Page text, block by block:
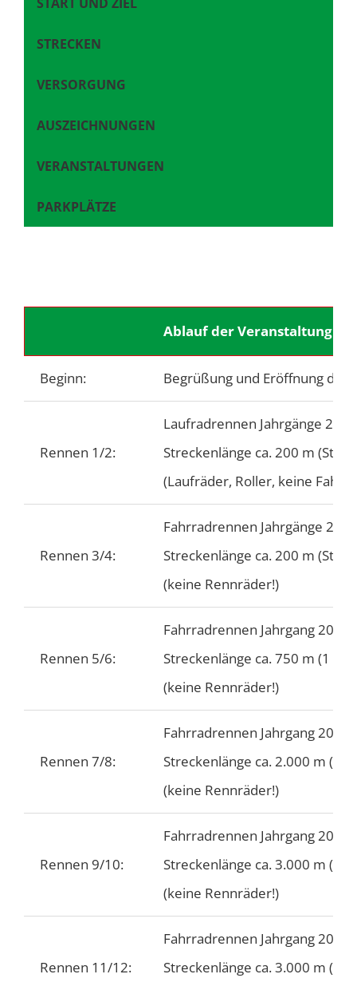
STRECKEN
VERSORGUNG
AUSZEICHNUNGEN
VERANSTALTUNGEN
PARKPLÄTZE
Ablauf der Veranstaltung
Beginn: Begrüßung und Eröffnung der
Rennen 1/2:
Laufradrennen Jahrgänge
Streckenlänge ca. 200 m
(Laufräder, Roller, keine
Rennen 3/4:
Fahrradrennen Jahrgänge
Streckenlänge ca. 200 m
(keine Rennräder!)
Rennen 5/6:
Fahrradrennen Jahrgang 2019
Streckenlänge ca. 750 m (1
(keine Rennräder!)
Rennen 7/8:
Fahrradrennen Jahrgang 2018
Streckenlänge ca. 2.000 m (2
(keine Rennräder!)
Rennen 9/10:
Fahrradrennen Jahrgang 2017
Streckenlänge ca. 3.000 m (3
(keine Rennräder!)
Rennen 11/12:
Fahrradrennen Jahrgang 2016
Streckenlänge ca. 3.000 m (3